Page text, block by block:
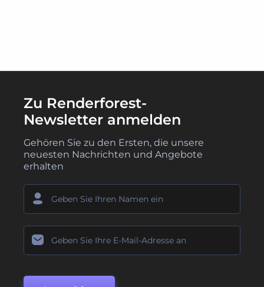
Zu Renderforest-
Newsletter anmelden
Gehören Sie zu den Ersten, die unsere
neuesten Nachrichten und Angebote
erhalten